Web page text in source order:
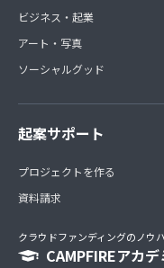
ビジネス・起業
アート・写真
ソーシャルグッド
起案サポート
プロジェクトを作る
資料請求
クラウドファンディングのノウ
CAMPFIREアカデ